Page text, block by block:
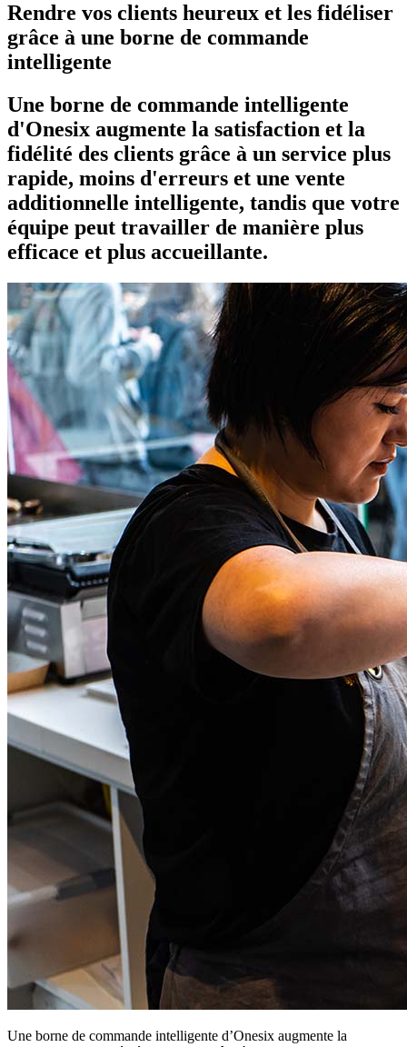
Rendre vos clients heureux et les fidéliser
grâce à une borne de commande
intelligente
Une borne de commande intelligente
d'Onesix augmente la satisfaction et la
fidélité des clients grâce à un service plus
rapide, moins d'erreurs et une vente
additionnelle intelligente, tandis que votre
équipe peut travailler de manière plus
efficace et plus accueillante.
Une borne de commande intelligente d’Onesix augmente la